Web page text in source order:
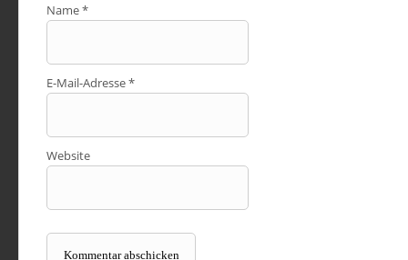
Name*
E-Mail-Adresse*
Website